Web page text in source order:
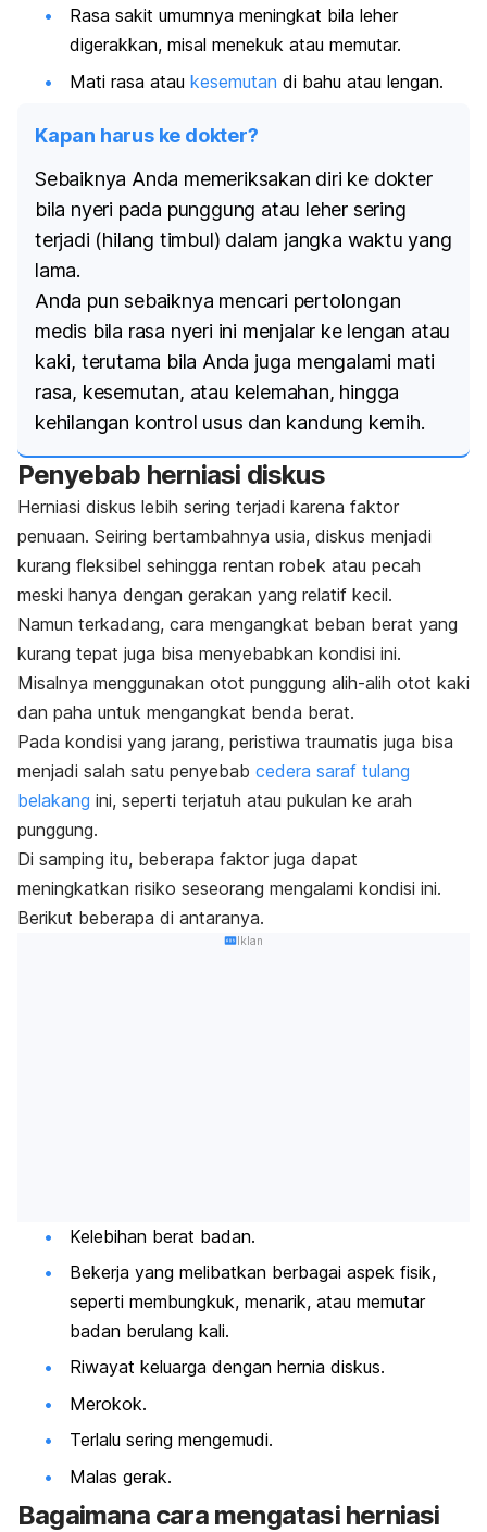
Rasa sakit umumnya meningkat bila leher
digerakkan, misal menekuk atau memutar.
Mati rasa atau kesemutan di bahu atau lengan.
Kapan harus ke dokter?
Sebaiknya Anda memeriksakan diri ke dokter
bila nyeri pada punggung atau leher sering
terjadi (hilang timbul) dalam jangka waktu yang
lama.
Anda pun sebaiknya mencari pertolongan
medis bila rasa nyeri ini menjalar ke lengan atau
kaki, terutama bila Anda juga mengalami mati
rasa, kesemutan, atau kelemahan, hingga
kehilangan kontrol usus dan kandung kemih.
Penyebab herniasi diskus
Herniasi diskus lebih sering terjadi karena faktor
penuaan. Seiring bertambahnya usia, diskus menjadi
kurang fleksibel sehingga rentan robek atau pecah
meski hanya dengan gerakan yang relatif kecil.
Namun terkadang, cara mengangkat beban berat yang
kurang tepat juga bisa menyebabkan kondisi ini.
Misalnya menggunakan otot punggung alih-alih otot kaki
dan paha untuk mengangkat benda berat.
Pada kondisi yang jarang, peristiwa traumatis juga bisa
menjadi salah satu penyebab cedera saraf tulang
belakang ini, seperti terjatuh atau pukulan ke arah
punggung.
Di samping itu, beberapa faktor juga dapat
meningkatkan risiko seseorang mengalami kondisi ini.
Berikut beberapa di antaranya.
Iklan
Kelebihan berat badan.
Bekerja yang melibatkan berbagai aspek fisik,
seperti membungkuk, menarik, atau memutar
badan berulang kali.
Riwayat keluarga dengan hernia diskus.
Merokok.
Terlalu sering mengemudi.
Malas gerak.
Bagaimana cara mengatasi herniasi